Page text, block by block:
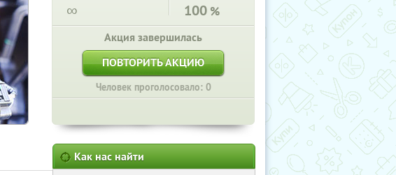
∞ 100 %
Акция завершилась
ПОВТОРИТЬ АКЦИЮ
Человек проголосовало: 0
Как нас найти